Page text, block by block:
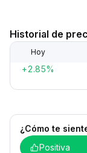
Historial de
Hoy
+2.85%
¿Cómo te
Positiva